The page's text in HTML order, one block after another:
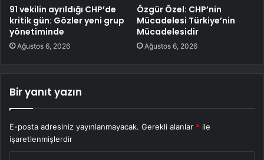
91 vekilin ayrıldığı CHP’de
kritik gün: Gözler yeni grup
yönetiminde
Ağustos 6, 2026
Özgür Özel: CHP’nin
Mücadelesi Türkiye’nin
Mücadelesidir
Ağustos 6, 2026
Bir yanıt yazın
E-posta adresiniz yayınlanmayacak. Gerekli alanlar * ile
işaretlenmişlerdir